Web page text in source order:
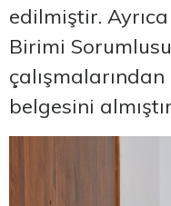
edilmiştir.
Birimi
belgesini